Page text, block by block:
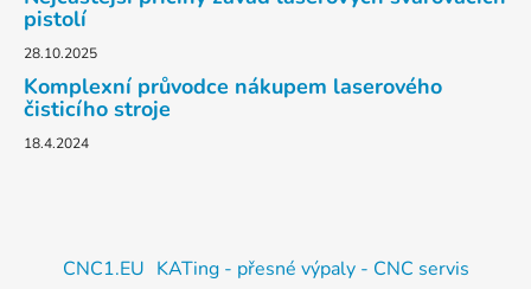
pistolí
28.10.2025
Komplexní průvodce nákupem laserového
čisticího stroje
18.4.2024
CNC1.EU KATing - přesné výpaly - CNC servis